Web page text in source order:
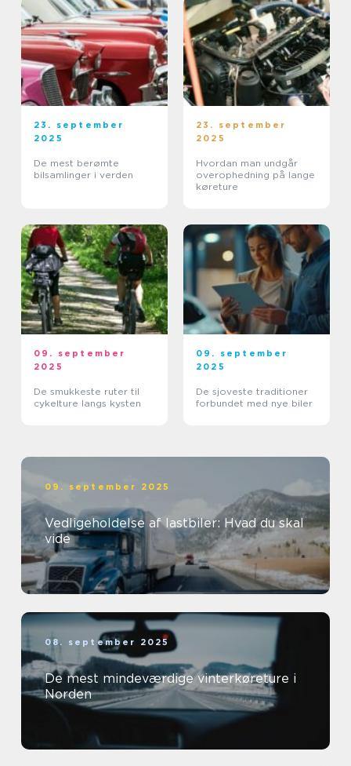
23. september
2025
De mest berømte
bilsamlinger i verden
23. september
2025
Hvordan man undgår
overophedning på lange
køreture
09. september
2025
De smukkeste ruter til
cykelture langs kysten
09. september
2025
De sjoveste traditioner
forbundet med nye biler
09. september 2025
Vedligeholdelse af lastbiler: Hvad du skal
vide
08. september 2025
De mest mindeværdige vinterkøreture i
Norden